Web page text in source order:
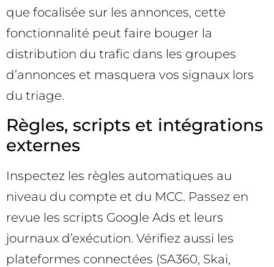
que focalisée sur les annonces, cette
fonctionnalité peut faire bouger la
distribution du trafic dans les groupes
d’annonces et masquera vos signaux lors
du triage.
Règles, scripts et intégrations
externes
Inspectez les règles automatiques au
niveau du compte et du MCC. Passez en
revue les scripts Google Ads et leurs
journaux d’exécution. Vérifiez aussi les
plateformes connectées (SA360, Skai,